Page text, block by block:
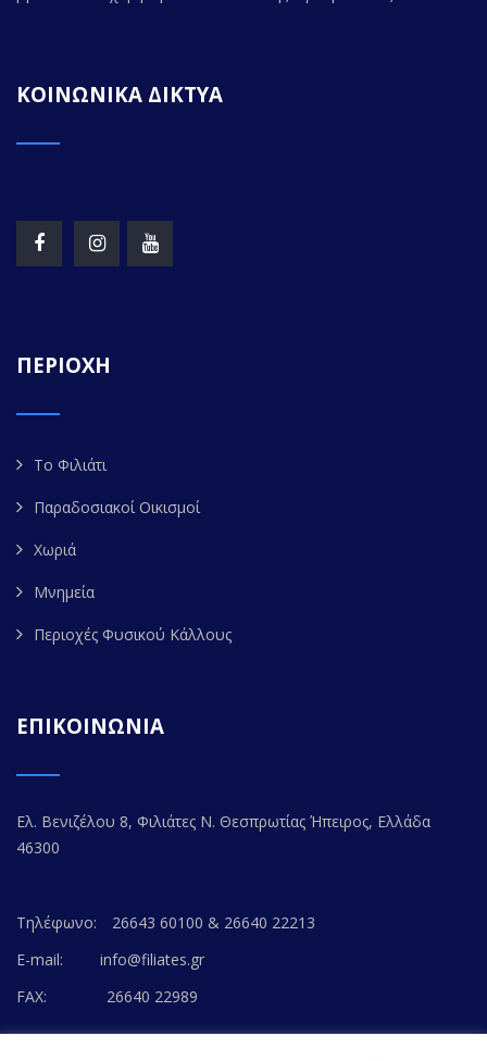
ΚΟΙΝΩΝΙΚΑ ΔΙΚΤΥΑ
ΠΕΡΙΟΧΗ
Το Φιλιάτι
Παραδοσιακοί Οικισμοί
Χωριά
Μνημεία
Περιοχές Φυσικού Κάλλους
ΕΠΙΚΟΙΝΩΝΙΑ
Ελ. Βενιζέλου 8, Φιλιάτες Ν. Θεσπρωτίας Ήπειρος, Ελλάδα
46300
Τηλέφωνο:
26643 60100 & 26640 22213
E-mail:
info@filiates.gr
FAX:
26640 22989